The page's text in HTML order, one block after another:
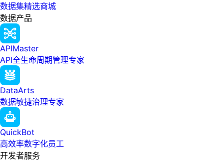
数据集精选商城
数据产品
APIMaster
API全生命周期管理专家
DataArts
数据敏捷治理专家
QuickBot
高效率数字化员工
开发者服务